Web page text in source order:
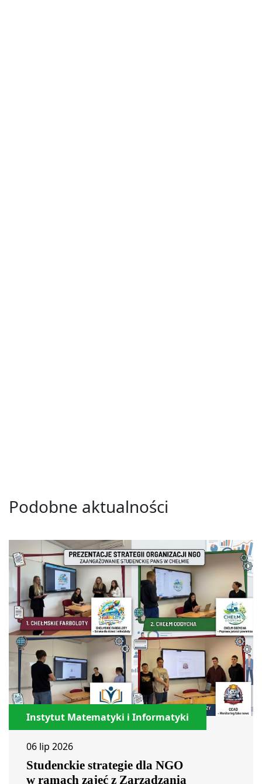
Podobne aktualności
Instytut Matematyki i Informatyki
06 lip 2026
Studenckie strategie dla NGO
w ramach zajęć z Zarządzania